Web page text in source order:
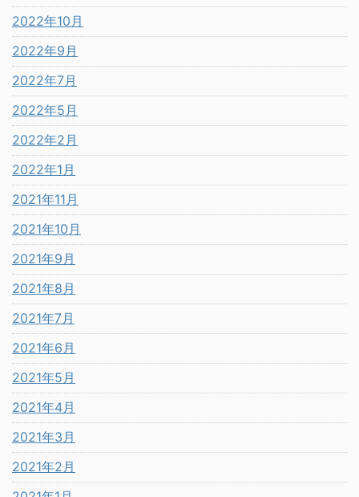
2022年10月
2022年9月
2022年7月
2022年5月
2022年2月
2022年1月
2021年11月
2021年10月
2021年9月
2021年8月
2021年7月
2021年6月
2021年5月
2021年4月
2021年3月
2021年2月